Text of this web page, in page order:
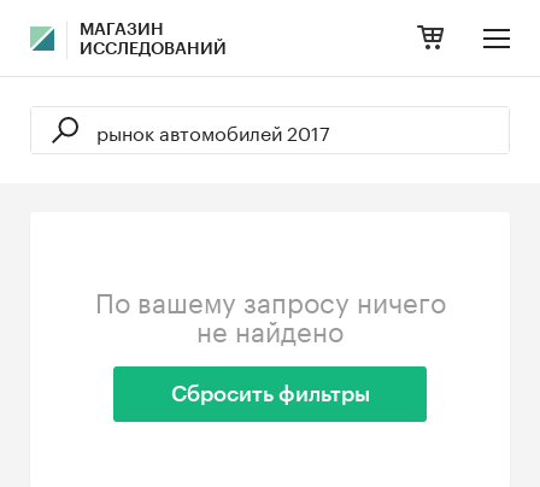
МАГАЗИН
ИССЛЕДОВАНИЙ
По вашему запросу ничего
не найдено
Сбросить фильтры